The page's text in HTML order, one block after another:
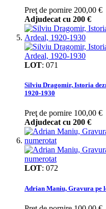
Preţ de pornire 200,00 €
Adjudecat cu 200 €
LOT: 071
Silviu Dragomir, Istoria
1920-1930
Preţ de pornire 100,00 €
Adjudecat cu 200 €
LOT: 072
Adrian Maniu, Gravura pe